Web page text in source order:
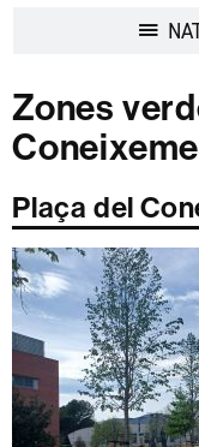
Zones
Plaça del